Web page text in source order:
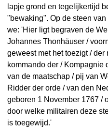
lapje grond en tegelijkertijd
"bewaking". Op de steen
we: 'Hier ligt begraven de
Johannes Thonhäuser /
geweest met het toezigt /
kommando der / Kompagnie
van de maatschap / pij van
Ridder der orde / van den
geboren 1 November 1767 /
door welke militairen deze
is toegewijd.'